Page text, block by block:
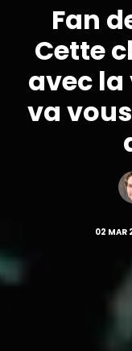
Fan
Cette
avec la
va
02 MAR